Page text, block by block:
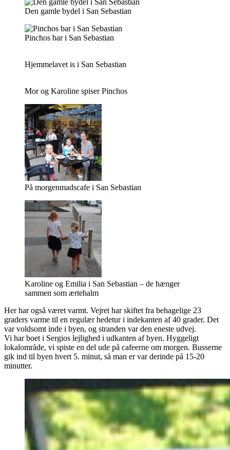
Den gamle bydel i San Sebastian
Pinchos bar i San Sebastian
Hjemmelavet is i San Sebastian
Mor og Karoline spiser Pinchos
På morgenmadscafe i San Sebastian
Karoline og Emilia i San Sebastian – de hænger
sammen som ærtehalm
Her har også været varmt. Vejret har skiftet fra behagelige 23
graders varme til en regulær hedetur i indekanten af 40 grader. Det
var voldsomt inde i byen, og stranden var den eneste udvej.
Vi har boet i Sergios lejlighed i udkanten af byen. Hyggeligt
lokalområde, vi spiste en del ude på cafeerne om morgen. Busserne
gik ind til byen hvert 5. minut, så man er var derinde på 15-20
minutter.